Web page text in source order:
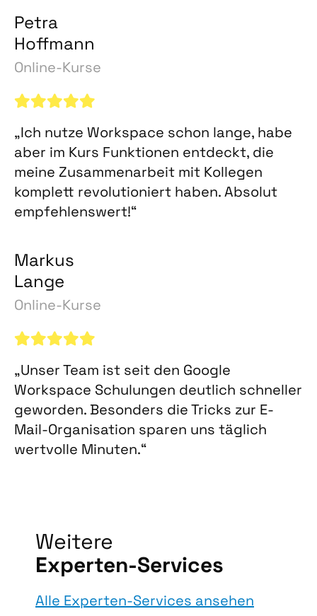
Petra
Hoffmann
Online-Kurse
„Ich nutze Workspace schon lange, habe
aber im Kurs Funktionen entdeckt, die
meine Zusammenarbeit mit Kollegen
komplett revolutioniert haben. Absolut
empfehlenswert!“
Markus
Lange
Online-Kurse
„Unser Team ist seit den Google
Workspace Schulungen deutlich schneller
geworden. Besonders die Tricks zur E-
Mail-Organisation sparen uns täglich
wertvolle Minuten.“
Weitere
Experten-Services
Alle Experten-Services ansehen